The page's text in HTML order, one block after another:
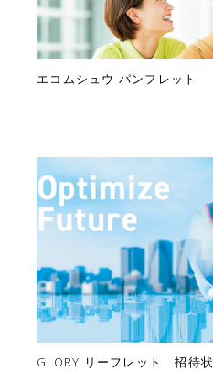
エコムシュウ パンフレット
GLORY リーフレット 招待状